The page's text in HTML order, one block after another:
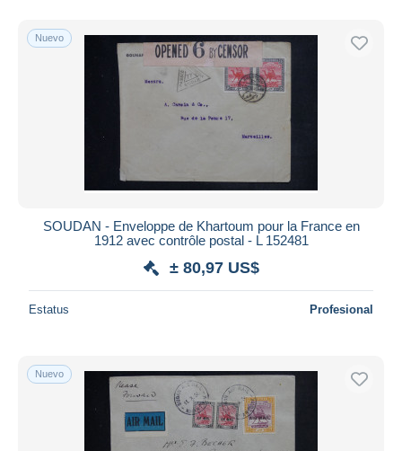
Nuevo
SOUDAN - Enveloppe de Khartoum pour la France en
1912 avec contrôle postal - L 152481
± 80,97 US$
Estatus Profesional
Nuevo